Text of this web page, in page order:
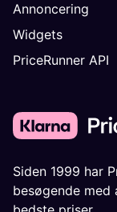
Annoncering
Widgets
PriceRunner API
Siden 1999 har
besøgende